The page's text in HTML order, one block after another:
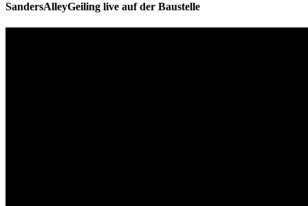
SandersAlleyGeiling live auf der Baustelle